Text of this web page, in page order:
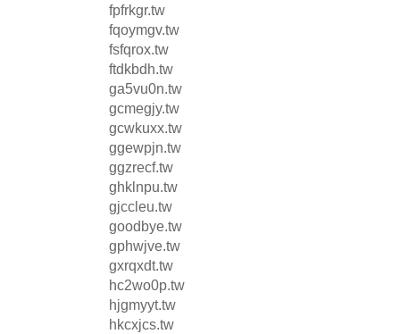
fpfrkgr.tw
fqoymgv.tw
fsfqrox.tw
ftdkbdh.tw
ga5vu0n.tw
gcmegjy.tw
gcwkuxx.tw
ggewpjn.tw
ggzrecf.tw
ghklnpu.tw
gjccleu.tw
goodbye.tw
gphwjve.tw
gxrqxdt.tw
hc2wo0p.tw
hjgmyyt.tw
hkcxjcs.tw